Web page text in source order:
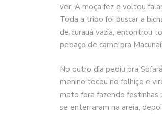
ver. A moça fez e voltou
Toda a tribo foi buscar a
de curauá vazia, encontrou
pedaço de carne pra
No outro dia pediu pra
menino tocou no folhiço e
mato fora fazendo festinhas
se enterraram na areia,